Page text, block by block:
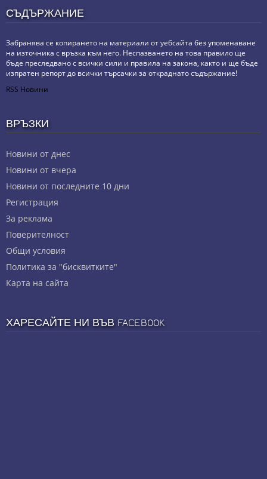
СЪДЪРЖАНИЕ
Забранява се копирането на материали от уебсайта без упоменаване
на източника с връзка към него. Неспазването на това правило ще
бъде преследвано с всички сили и правила на закона, както и ще бъде
изпратен репорт до всички търсачки за откраднато съдържание!
RSS Новини
ВРЪЗКИ
Новини от днес
Новини от вчера
Новини от последните 10 дни
Регистрация
За реклама
Πoвepитeлнocт
Общи условия
Политика за "бисквитките"
Карта на сайта
ХАРЕСАЙТЕ НИ ВЪВ FACEBOOK